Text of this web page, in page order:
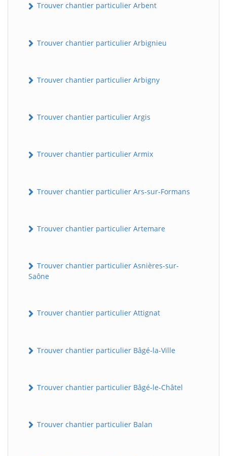
Trouver chantier particulier Arbent
Trouver chantier particulier Arbignieu
Trouver chantier particulier Arbigny
Trouver chantier particulier Argis
Trouver chantier particulier Armix
Trouver chantier particulier Ars-sur-Formans
Trouver chantier particulier Artemare
Trouver chantier particulier Asnières-sur-
Saône
Trouver chantier particulier Attignat
Trouver chantier particulier Bâgé-la-Ville
Trouver chantier particulier Bâgé-le-Châtel
Trouver chantier particulier Balan